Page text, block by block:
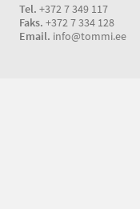
Tel. +372 7 349 117
Faks. +372 7 334 128
Email. info@tommi.ee